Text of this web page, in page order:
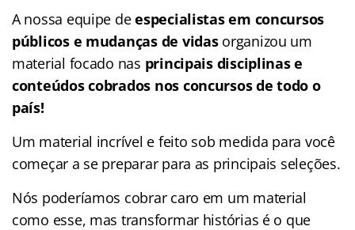
A nossa equipe deespecialistas em concursos
públicos e mudanças de vidasorganizou um
material focado nas principais disciplinas e
conteúdos cobrados nos concursos de todo o
país!
Um material incrível e feito sob medida para você
começar a se preparar para as principais seleções.
Nós poderíamos cobrar caro em um material
como esse, mas transformar histórias é o que